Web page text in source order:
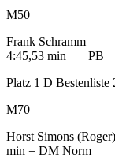
M50
Frank
4:45,53 min
Platz 1 D Bestenliste
M70
Horst
min = DM Norm